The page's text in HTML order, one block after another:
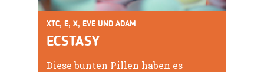
XTC, E, X, EVE UND ADAM
ECSTASY
Diese bunten Pillen haben es